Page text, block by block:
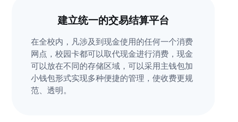
建立统一的交易结算平台
在全校内，凡涉及到现金使用的任何一个消费
网点，校园卡都可以取代现金进行消费，现金
可以放在不同的存储区域，可以采用主钱包加
小钱包形式实现多种便捷的管理，使收费更规
范、透明。